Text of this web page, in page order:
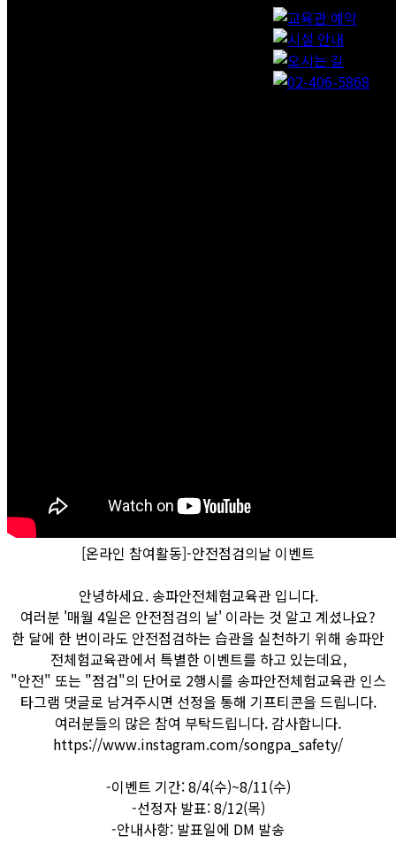
[온라인 참여활동]-안전점검의날 이벤트
안녕하세요. 송파안전체험교육관 입니다.
여러분 '매월 4일은 안전점검의 날' 이라는 것 알고 계셨나요?
한 달에 한 번이라도 안전점검하는 습관을 실천하기 위해 송파안
전체험교육관에서 특별한 이벤트를 하고 있는데요,
"안전" 또는 "점검"의 단어로 2행시를 송파안전체험교육관 인스
타그램 댓글로 남겨주시면 선정을 통해 기프티콘을 드립니다.
여러분들의 많은 참여 부탁드립니다. 감사합니다.
https://www.instagram.com/songpa_safety/
-이벤트 기간: 8/4(수)~8/11(수)
-선정자 발표: 8/12(목)
-안내사항: 발표일에 DM 발송